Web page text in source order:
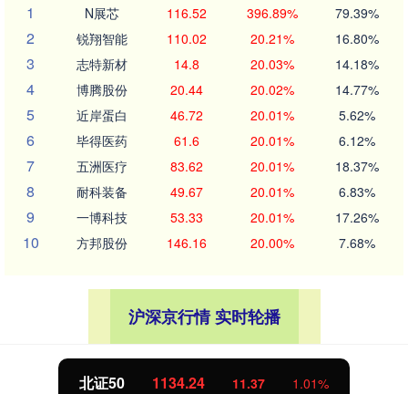
1
N展芯 116.52 396.89% 79.39%
2 锐翔智能 110.02 20.21% 16.80%
3 志特新材 14.8 20.03% 14.18%
4 博腾股份 20.44 20.02% 14.77%
5 近岸蛋白 46.72 20.01% 5.62%
6 毕得医药 61.6 20.01% 6.12%
7 五洲医疗 83.62 20.01% 18.37%
8 耐科装备 49.67 20.01% 6.83%
9 一博科技 53.33 20.01% 17.26%
10 方邦股份 146.16 20.00% 7.68%
沪深京行情 实时轮播
北证50 1134.24 11.37 1.01%